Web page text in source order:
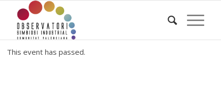
This event has passed.